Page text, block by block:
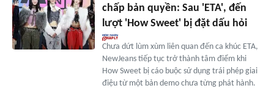
chấp bản quyền: Sau 'ETA', đến
lượt 'How Sweet' bị đặt dấu hỏi
Chưa dứt lùm xùm liên quan đến ca khúc ETA,
NewJeans tiếp tục trở thành tâm điểm khi
How Sweet bị cáo buộc sử dụng trái phép giai
điệu từ một bản demo chưa từng phát hành.